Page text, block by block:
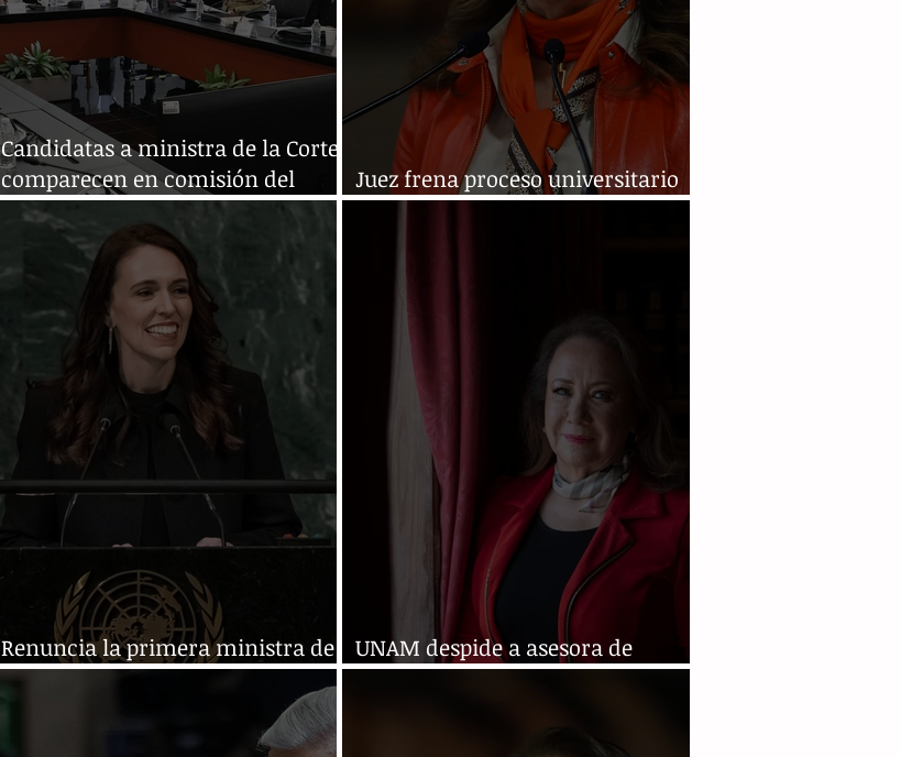
Candidatas a ministra de la Corte
comparecen en comisión del
Senado
Juez frena proceso universitario
contra ministra acusada de plagio
Renuncia la primera ministra de
Nueva Zelanda
UNAM despide a asesora de
ministra acusada de plagio